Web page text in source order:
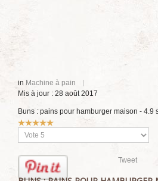
in Machine à pain
Mis à jour : 28 août 2017
Buns : pains pour hamburger maison - 4.9
Vote
utilisateur:
Veuillez
voter
Tweet